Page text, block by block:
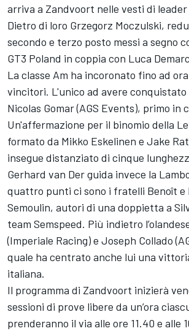
arriva a Zandvoort nelle vesti di
Dietro di loro Grzegorz Moczulski,
secondo e terzo posto messi a segno
GT3 Poland in coppia con Luca
La classe Am ha incoronato fino ad
vincitori. L'unico ad avere conquistato
Nicolas Gomar (AGS Events), primo in
Un'affermazione per il binomio della
formato da Mikko Eskelinen e Jake
insegue distanziato di cinque
Gerhard van Der guida invece la
quattro punti ci sono i fratelli Benoît e
Semoulin, autori di una doppietta a
team Semspeed. Più indietro
(Imperiale Racing) e Joseph Collado
quale ha centrato anche lui una
italiana.
Il programma di Zandvoort inizierà
sessioni di prove libere da un’ora
prenderanno il via alle ore 11.40 e alle